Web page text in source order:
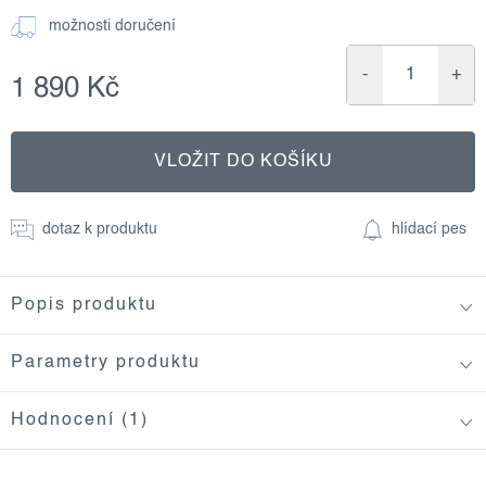
možnosti doručení
1 890 Kč
cena:
VLOŽIT DO KOŠÍKU
dotaz k produktu hlídací pes
Popis produktu
Parametry produktu
Hodnocení (1)